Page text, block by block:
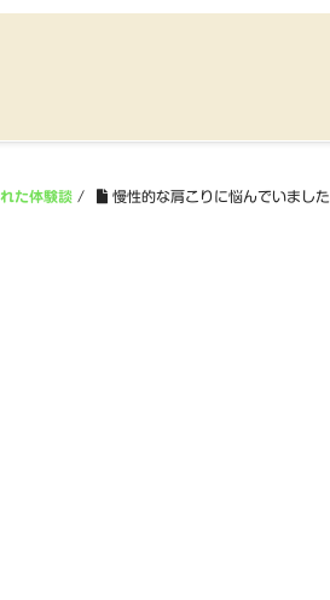
た体験談 / 慢性的な肩こりに悩んでいました